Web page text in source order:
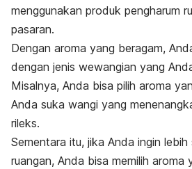
menggunakan produk pengharum
pasaran.
Dengan aroma yang beragam,
dengan jenis wewangian yang
Misalnya, Anda bisa pilih aroma
Anda suka wangi yang
rileks.
Sementara itu, jika Anda ingin
ruangan, Anda bisa memilih aroma